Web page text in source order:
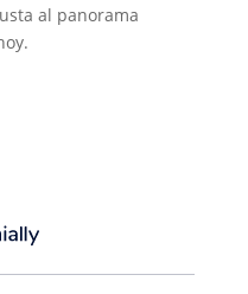
al panorama